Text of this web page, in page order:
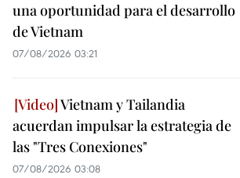
una oportunidad para el desarrollo
de Vietnam
07/08/2026 03:21
Vietnam y Tailandia
acuerdan impulsar la estrategia de
las "Tres Conexiones"
07/08/2026 03:08